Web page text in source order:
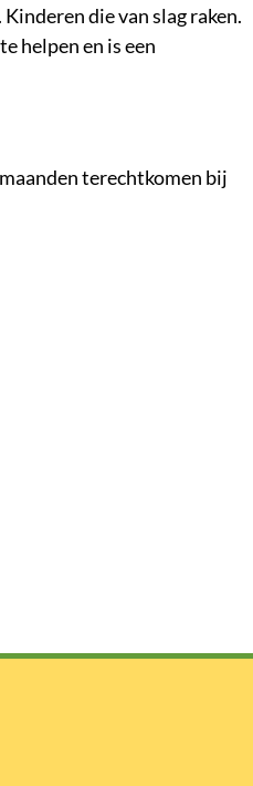
die van slag raken.
helpen en is een
terechtkomen bij